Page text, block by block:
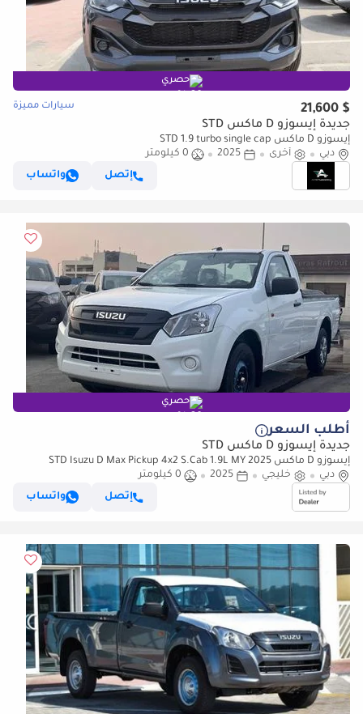
حصري
$ 21,600 سيارات مميزة
جديدة إيسوزو D ماكس STD
إيسوزو D ماكس STD 1.9 turbo single cap
دبي
أخرى 2025
0 كيلومتر
إتصل
واتساب
حصري
أطلب السعر
جديدة إيسوزو D ماكس STD
إيسوزو D ماكس STD Isuzu D Max Pickup 4x2 S.Cab 1.9L MY 2025
دبي
خليجي 2025
0 كيلومتر
إتصل
واتساب